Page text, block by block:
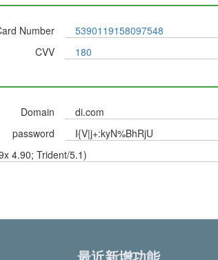
Number
5390119158097548
CVV
180
Domain
di.com
password
I{V|j+:kyN%BhRjU
4.90; Trident/5.1)